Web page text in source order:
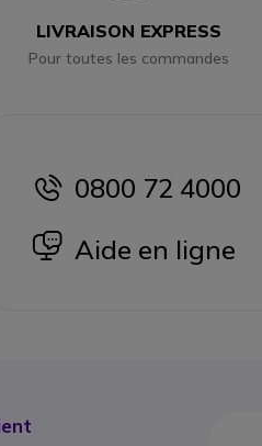
LIVRAISON EXPRESS
Pour toutes les commandes
icon
0800 72 4000
icon
Aide en ligne